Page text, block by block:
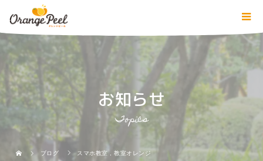
お知らせ
Topics
ブログ スマホ教室 ,教室オレンジ